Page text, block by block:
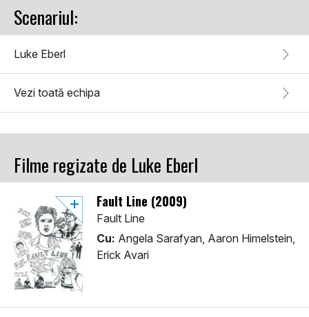
Scenariul:
Luke Eberl
Vezi toată echipa
Filme regizate de Luke Eberl
Fault Line (2009)
Fault Line
Cu: Angela Sarafyan, Aaron Himelstein,
Erick Avari